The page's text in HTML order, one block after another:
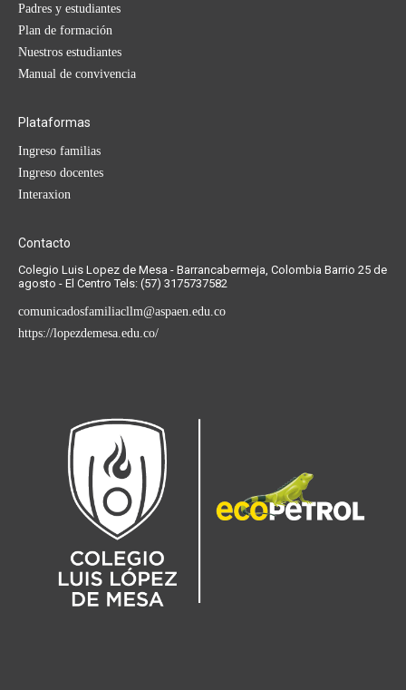
Padres y estudiantes
Plan de formación
Nuestros estudiantes
Manual de convivencia
Plataformas
Ingreso familias
Ingreso docentes
Interaxion
Contacto
Colegio Luis Lopez de Mesa - Barrancabermeja, Colombia Barrio 25 de
agosto - El Centro Tels: (57) 3175737582
comunicadosfamiliacllm@aspaen.edu.co
https://lopezdemesa.edu.co/